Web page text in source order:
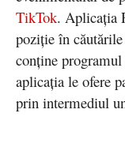
TikTok. Aplicația
poziție în
conține
aplicația le ofere
prin intermediul